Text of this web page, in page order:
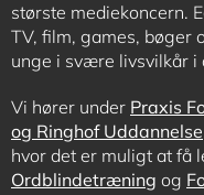
største mediekoncern.
TV, film, games, bøger
unge i svære livsvilkår i
Vi hører under Praxis
og Ringhof Uddannelse
hvor det er muligt at få
Ordblindetræning og